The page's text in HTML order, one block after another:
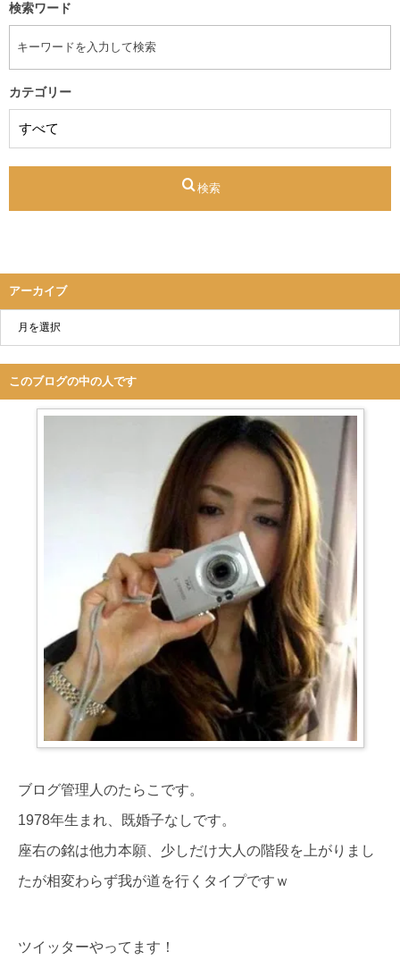
検索ワード
カテゴリー
検索
アーカイブ
このブログの中の人です
ブログ管理人のたらこです。
1978年生まれ、既婚子なしです。
座右の銘は他力本願、少しだけ大人の階段を上がりまし
たが相変わらず我が道を行くタイプですｗ
ツイッターやってます！